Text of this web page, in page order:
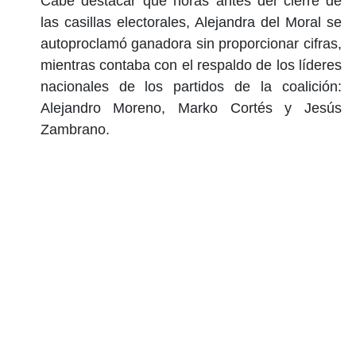
las casillas electorales, Alejandra del Moral se
autoproclamó ganadora sin proporcionar cifras,
mientras contaba con el respaldo de los líderes
nacionales de los partidos de la coalición:
Alejandro Moreno, Marko Cortés y Jesús
Zambrano.